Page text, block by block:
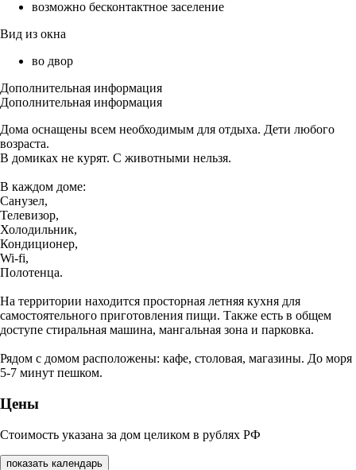
возможно бесконтактное заселение
Вид из окна
во двор
Дополнительная информация
Дополнительная информация
Дома оснащены всем необходимым для отдыха. Дети любого
возраста.
В домиках не курят. С животными нельзя.
В каждом доме:
Санузел,
Телевизор,
Холодильник,
Кондиционер,
Wi-fi,
Полотенца.
На территории находится просторная летняя кухня для
самостоятельного приготовления пищи. Также есть в общем
доступе стиральная машина, мангальная зона и парковка.
Рядом с домом расположены: кафе, столовая, магазины. До моря
5-7 минут пешком.
Цены
Стоимость указана за дом целиком в рублях РФ
показать календарь